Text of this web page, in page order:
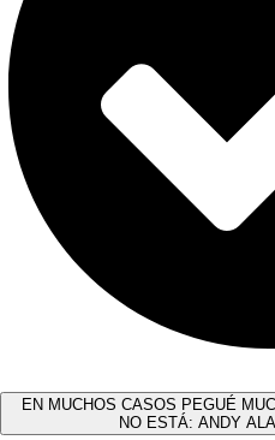
EN MUCHOS CASOS PEGUÉ
NO ESTÁ: ANDY